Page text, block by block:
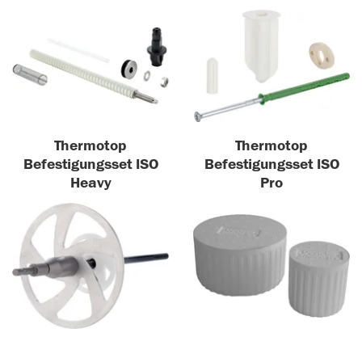
Thermotop
Befestigungsset ISO
Heavy
Thermotop
Befestigungsset ISO
Pro